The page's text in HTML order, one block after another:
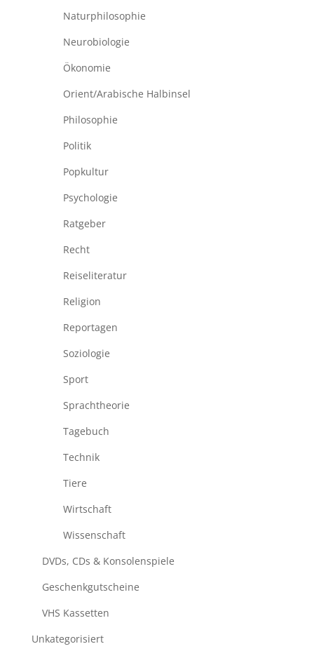
Naturphilosophie
Neurobiologie
Ökonomie
Orient/Arabische Halbinsel
Philosophie
Politik
Popkultur
Psychologie
Ratgeber
Recht
Reiseliteratur
Religion
Reportagen
Soziologie
Sport
Sprachtheorie
Tagebuch
Technik
Tiere
Wirtschaft
Wissenschaft
DVDs, CDs & Konsolenspiele
Geschenkgutscheine
VHS Kassetten
Unkategorisiert